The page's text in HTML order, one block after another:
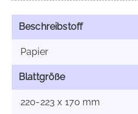
Beschreibstoff
Papier
Blattgröße
220-223 x 170 mm